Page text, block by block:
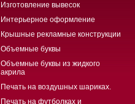
Изготовление вывесок
Интерьерное оформление
Крышные рекламные конструкции
Объемные буквы
Объемные буквы из жидкого
акрила
Печать на воздушных шариках.
Печать на футболках и